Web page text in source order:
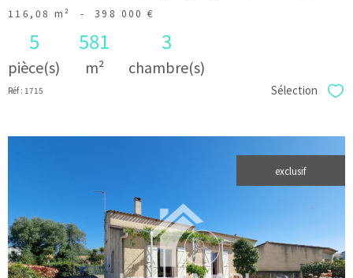
116,08 m² - 398 000 €
5
pièce(s)
581
m²
3
chambre(s)
Réf : 1715 Sélection
exclusif
voir le